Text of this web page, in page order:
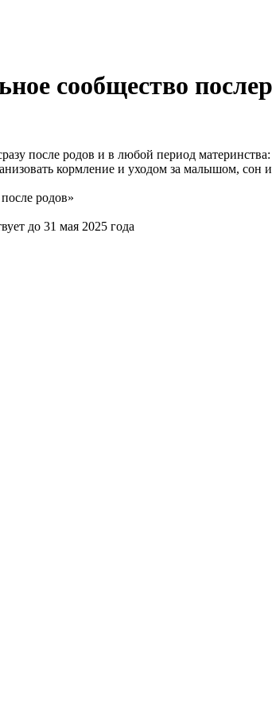
сообщество
после родов и в любой период
кормление и уходом за малышом, сон
родов»
до 31 мая 2025 года